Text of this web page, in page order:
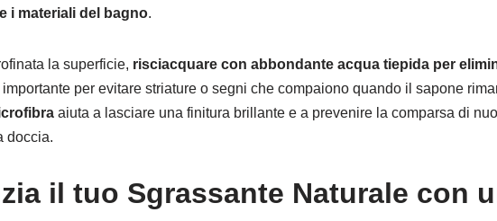
i materiali del bagno.
la superficie, risciacquare con abbondante acqua tiepida per
per evitare striature o segni che compaiono quando il sapone
aiuta a lasciare una finitura brillante e a prevenire la comparsa di
doccia.
il tuo Sgrassante Naturale con